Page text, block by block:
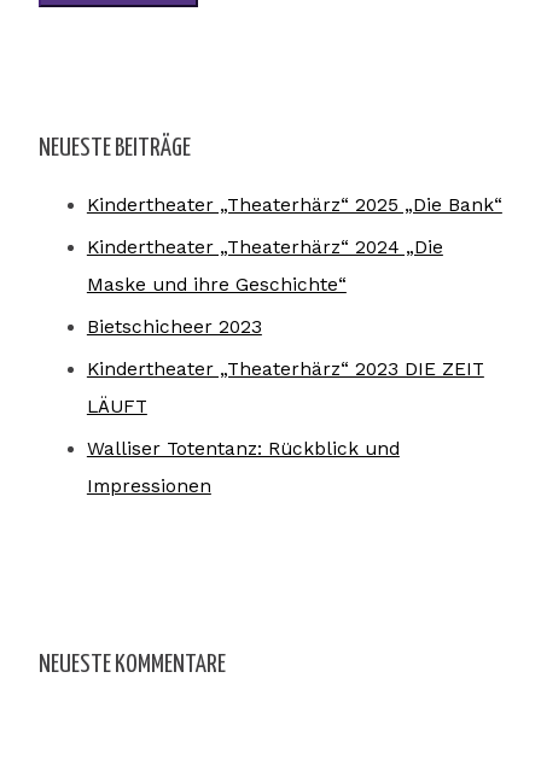
NEUESTE BEITRÄGE
Kindertheater „Theaterhärz“ 2025 „Die Bank“
Kindertheater „Theaterhärz“ 2024 „Die
Maske und ihre Geschichte“
Bietschicheer 2023
Kindertheater „Theaterhärz“ 2023 DIE ZEIT
LÄUFT
Walliser Totentanz: Rückblick und
Impressionen
NEUESTE KOMMENTARE